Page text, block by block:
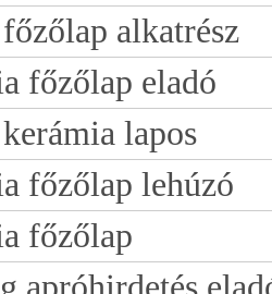
alkatrész
főzőlap eladó
lapos
főzőlap lehúzó
főzőlap